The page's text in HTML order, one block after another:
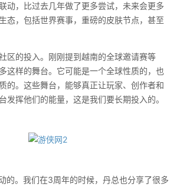
动，比过去几年做了更多尝试，未来会更多
态，包括世界赛事，重磅的皮肤节点，甚至
的投入。刚刚提到越南的全球邀请赛等
这样的舞台。它可能是一个全球性质的，也
的。这些舞台，能够真正让玩家、创作者和
发挥他们的能量，这是我们要长期投入的。
。我们在3周年的时候，丹总也分享了很多